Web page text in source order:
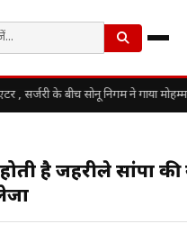
सर्जरी के बीच सोनू निगम ने गाया
है जहरीले सांपों